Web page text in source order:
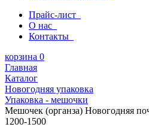
Прайс-лист
О нас
Контакты
корзина 0
Главная
Каталог
Новогодняя упаковка
Упаковка - мешочки
Мешочек (органза) Новогодняя
1200-1500